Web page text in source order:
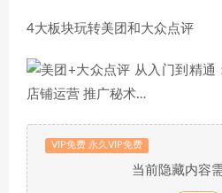
4大板块玩转美团和大众点评
VIP免费 永久VIP免费
当前隐藏内容